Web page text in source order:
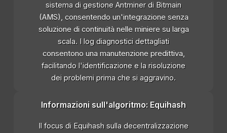
sistema di gestione Antminer di Bitmain
(AMS), consentendo un'integrazione senza
soluzione di continuità nelle miniere su larga
scala. I log diagnostici dettagliati
consentono una manutenzione predittiva,
facilitando l'identificazione e la risoluzione
dei problemi prima che si aggravino.
Informazioni sull'algoritmo: Equihash
Il focus di Equihash sulla decentralizzazione